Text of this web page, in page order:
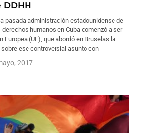
DDHH
pasada administración estadounidense de
humanos en Cuba comenzó a ser
Europea (UE), que abordó en Bruselas la
ese controversial asunto con
2017